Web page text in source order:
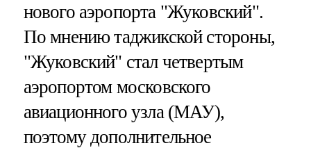
нового аэропорта "Жуковский".
По мнению таджикской стороны,
"Жуковский" стал четвертым
аэропортом московского
авиационного узла (МАУ),
поэтому дополнительное